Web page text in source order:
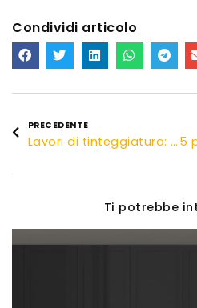
Condividi articolo
PRECEDENTE
Lavori di tinteggiatura: come scegliere l’imbianchino che fa per te
Ti potrebbe